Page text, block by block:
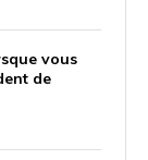
vous
de